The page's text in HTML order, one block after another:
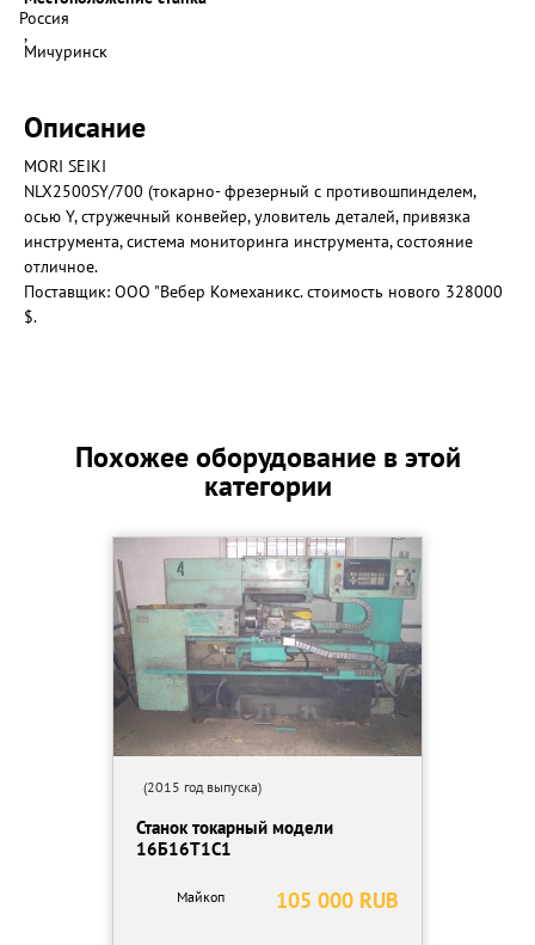
Россия
,
Мичуринск
Описание
MORI SEIKI
NLX2500SY/700 (токарно- фрезерный с противошпинделем,
осью Y, стружечный конвейер, уловитель деталей, привязка
инструмента, система мониторинга инструмента, состояние
отличное.
Поставщик: OOO "Вебер Комеханикс. стоимость нового 328000
$.
Похожее оборудование в этой
категории
(2015 год выпуска)
Станок токарный модели
16Б16Т1С1
105 000 RUB
Майкоп